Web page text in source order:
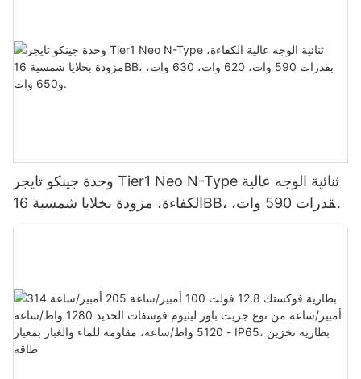
وحدة جينكو تايجر Tier1 Neo N-Type ثنائية الوجه عالية
الكفاءة، مزودة بخلايا شمسية 16BB، بقدرات 590 وات،
620 وات، 630 وات، و650 وات.